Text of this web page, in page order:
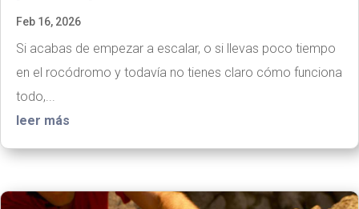
Feb 16, 2026
Si acabas de empezar a escalar, o si llevas poco tiempo
en el rocódromo y todavía no tienes claro cómo funciona
todo,...
leer más